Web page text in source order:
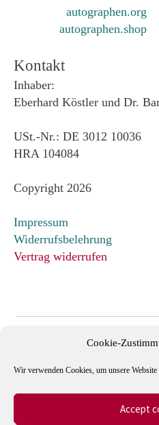
Cookie-
Wir verwenden Cookies, um unsere
Accept
autographen.org
autographen.shop
Kontakt
Inhaber:
Eberhard Köstler und Dr.
USt.-Nr.: DE 3012 10036
HRA 104084
Copyright 2026
Impressum
Widerrufsbelehrung
Vertrag widerrufen